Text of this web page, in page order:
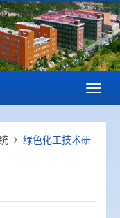
绿色化工技术研